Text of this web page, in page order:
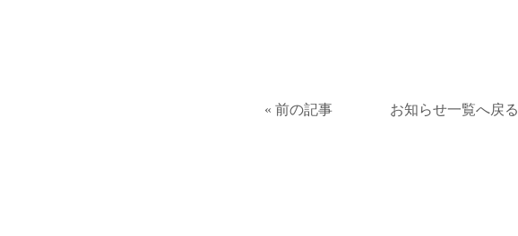
« 前の記事 お知らせ一覧へ戻る